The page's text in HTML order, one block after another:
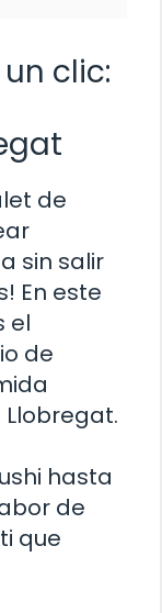
clic:
de
sin salir
En este
el
de
hasta
de
que